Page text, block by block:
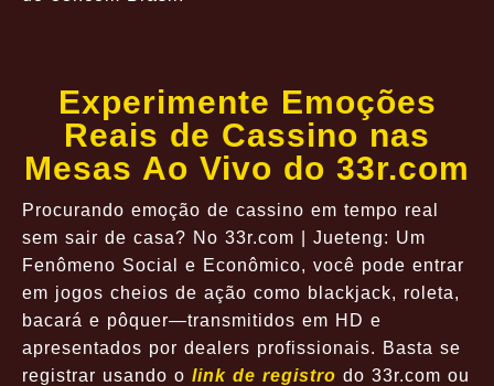
Experimente Emoções
Reais de Cassino nas
Mesas Ao Vivo do 33r.com
Procurando emoção de cassino em tempo real
sem sair de casa? No 33r.com | Jueteng: Um
Fenômeno Social e Econômico, você pode entrar
em jogos cheios de ação como blackjack, roleta,
bacará e pôquer—transmitidos em HD e
apresentados por dealers profissionais. Basta se
registrar usando o link de registro do 33r.com ou